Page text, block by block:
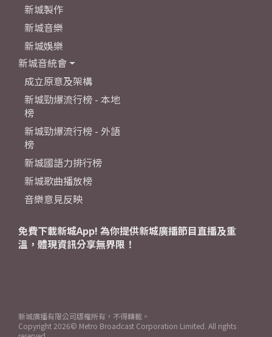
新城製作
新城音樂
新城娛樂
新城音統會
成立原意及架構
新城勁爆流行榜 - 本地
榜
新城勁爆流行榜 - 外語
榜
新城國語力排行榜
新城歌曲播放榜
音樂意見反映
免費下載新城App! 為你提供新城廣播節目直播及重
溫，體現資訊分享無界限！
新城廣播有限公司版權所有，不得轉載。
Copyright 2026© Metro Broadcast Corporation Limited. All rights